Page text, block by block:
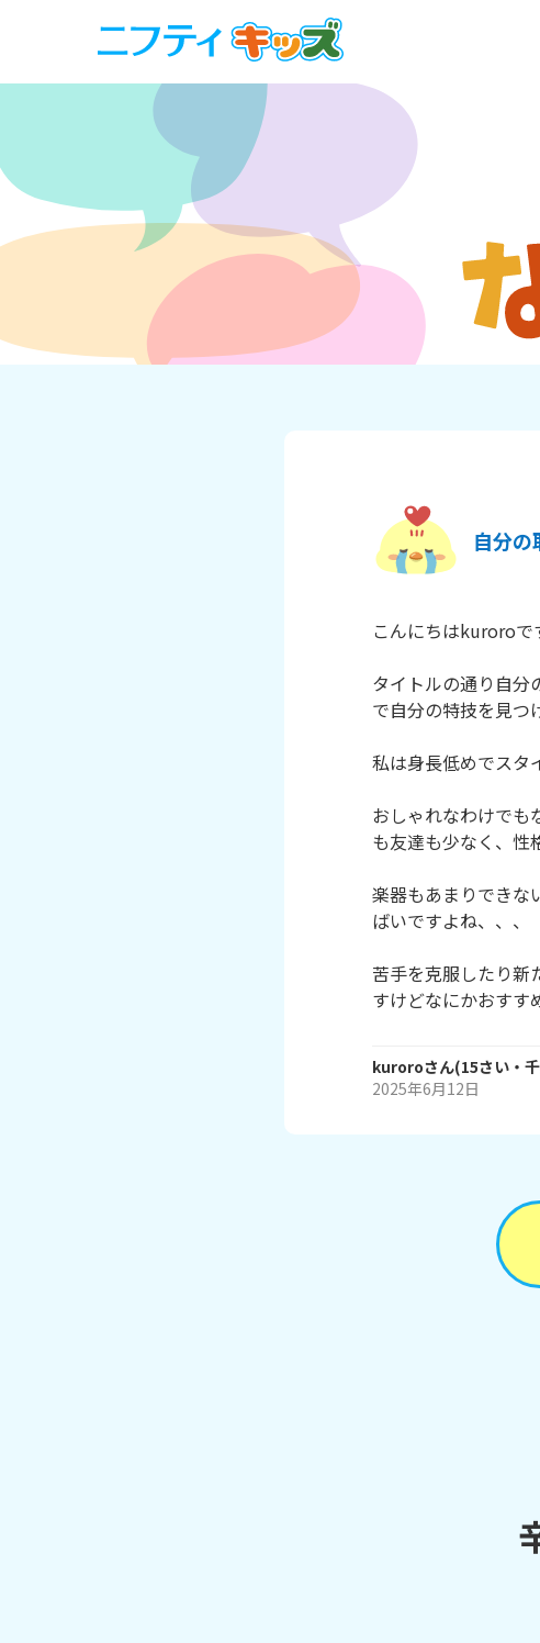
自分の
こんにちはkuroroで
タイトルの通り自分
で自分の特技を見つ
私は身長低めでスタ
おしゃれなわけでも
も友達も少なく、性
楽器もあまりできな
ばいですよね、、、
苦手を克服したり新
すけどなにかおすす
kuroroさん(15さい・
2025年6月12日